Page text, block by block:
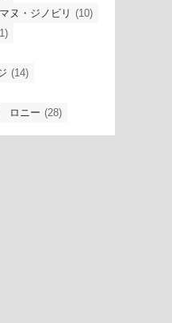
マヌ・ジノビリ (10)
(14)
ロニー (28)